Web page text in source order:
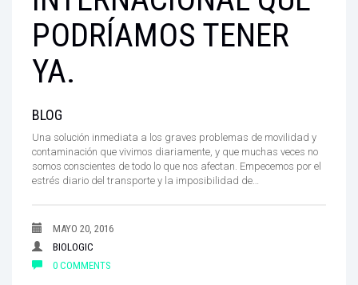
PODRÍAMOS TENER
YA.
BLOG
Una solución inmediata a los graves problemas de movilidad y
contaminación que vivimos diariamente, y que muchas veces no
somos conscientes de todo lo que nos afectan. Empecemos por el
estrés diario del transporte y la imposibilidad de…
MAYO 20, 2016
BIOLOGIC
0 COMMENTS